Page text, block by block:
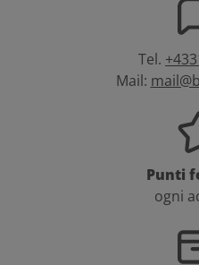
Tel.
Mail:
Punti
ogni